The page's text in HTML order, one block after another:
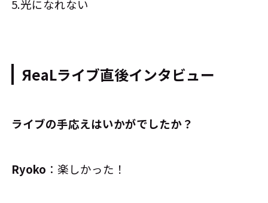
5.光になれない
ЯeaLライブ直後インタビュー
――ライブの手応えはいかがでしたか？
Ryoko ：楽しかった！